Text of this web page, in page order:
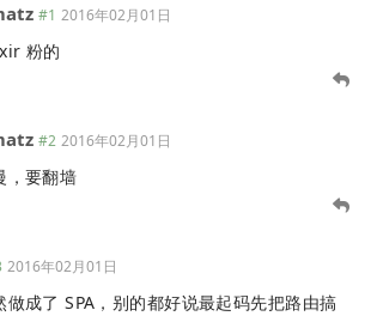
#1 2016年02月01日
粉的
#2 2016年02月01日
，要翻墙
2016年02月01日
做成了 SPA，别的都好说最起码先把路由搞